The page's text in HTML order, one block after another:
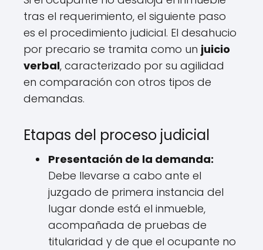
tras el requerimiento, el siguiente paso
es el procedimiento judicial. El desahucio
por precario se tramita como un juicio
verbal, caracterizado por su agilidad
en comparación con otros tipos de
demandas.
Etapas del proceso judicial
Presentación de la demanda:
Debe llevarse a cabo ante el
juzgado de primera instancia del
lugar donde está el inmueble,
acompañada de pruebas de
titularidad y de que el ocupante no